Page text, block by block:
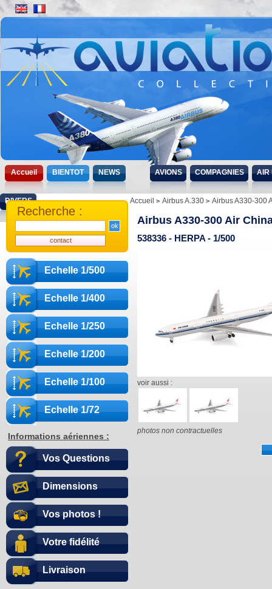
Accueil BIENTOT NEWS AVIONS COMPAGNIES AIR
DIVERS
Echelle 1/500
Echelle 1/400
Echelle 1/250
Echelle 1/200
Echelle 1/100
Echelle 1/72
Informations aériennes :
Vos Questions
Dimensions
Vos photos !
Votre fidélité
Livraison
Recherche :
Accueil Airbus A.330 Airbus A330-300
Airbus A330-300 Air
538336 - HERPA - 1/500
voir aussi :
photos non contractuelles